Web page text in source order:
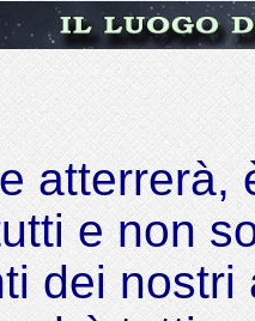
atterrerà,
e non
dei